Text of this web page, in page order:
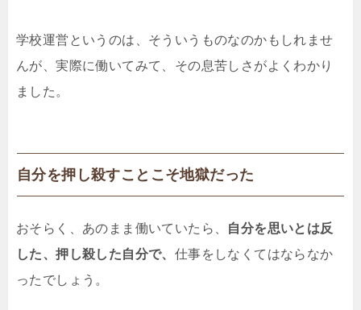
学校運営というのは、そういうものなのかもしれませ
んが、実際に働いてみて、その息苦しさがよくわかり
ました。
自分を押し殺すことこそ地獄だった
おそらく、あのまま働いていたら、 自分を思いとは反
した、押し殺した自分で、 仕事をしなくてはならなか
ったでしょう。